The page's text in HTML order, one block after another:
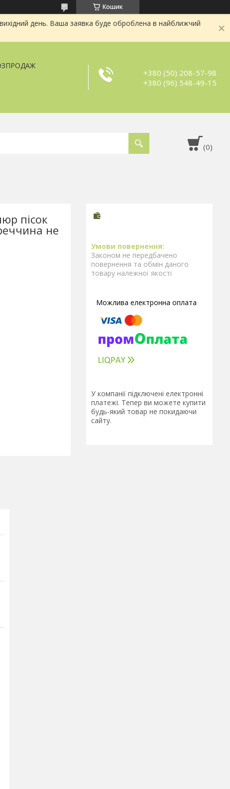
Кошик
день. Ваша заявка буде оброблена в найближчий
+380 (50) 208-57-98
+380 (96) 548-49-15
пісок
не
Законом не передбачено
повернення та обмін даного
товару належної якості
У компанії підключені електронні
платежі. Тепер ви можете купити
будь-який товар не покидаючи
сайту.